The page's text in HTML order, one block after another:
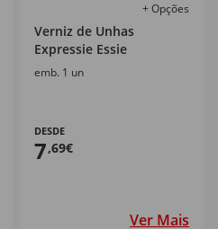
+ Opções
Verniz de Unhas
Expressie Essie
emb. 1 un
DESDE
7,69€
Ver Mais